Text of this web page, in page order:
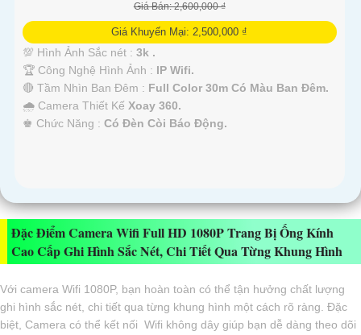
Giá Bán: 2,600,000 ₫
Giá Khuyến Mại: 2,500,000 ₫
💯 Hình Ảnh Sắc nét : 3k .
🏆 Công Nghệ Hình Ảnh : IP Wifi.
🔴 Tầm Nhìn Ban Đêm : Full Color 30m Có Màu Ban Ðêm.
🌧️ Camera Thiết Kế Xoay 360.
️♚ Chức Năng : Có Ðèn Còi Báo Động.
Đặc Điểm Camera Wifi Full HD 1080P Trang Bị Ống Kính
Cao Cấp Ghi Hình Sắc Nét, Chi Tiết Qua Từng Khung Hình
Với camera Wifi 1080P, bạn hoàn toàn có thể tận hưởng chất lượng
ghi hình sắc nét, chi tiết qua từng khung hình một cách rõ ràng. Đặc
biệt, Camera có thể kết nối Wifi không dây giúp bạn dễ dàng theo dõi